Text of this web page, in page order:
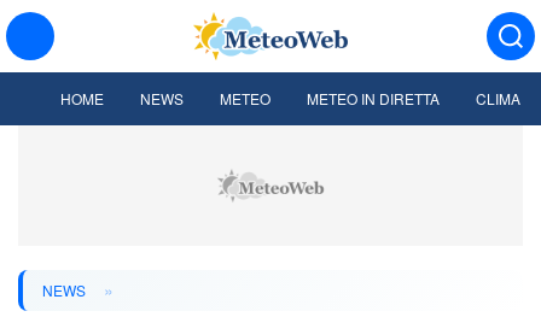
HOME NEWS METEO METEO IN DIRETTA CLIMA
NEWS »